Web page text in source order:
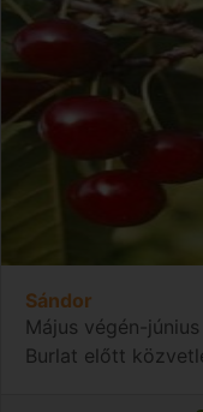
Sándor
Május végén-
Burlat előtt